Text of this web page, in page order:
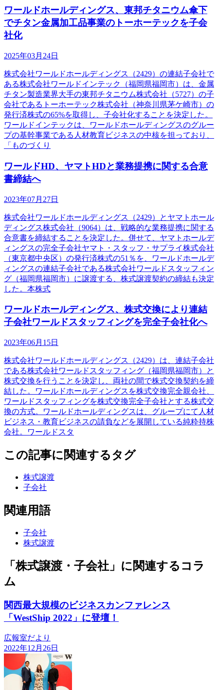
ワールドホールディングス、東邦チタニウム傘下
でチタン金属加工品事業のトーホーテックを子会
社化
2025年03月24日
株式会社ワールドホールディングス（2429）の連結子会社で
ある株式会社ワールドインテック（福岡県福岡市）は、金属
チタン製造業界大手の東邦チタニウム株式会社（5727）の子
会社であるトーホーテック株式会社（神奈川県茅ケ崎市）の
発行済株式の65%を取得し、子会社化することを決定した。
ワールドインテックは、ワールドホールディングスのグルー
プの基幹事業である人材教育ビジネスの中核を担っており、
「ものづくり
ワールドHD、ヤマトHDと業務提携に関する合意
書締結へ
2023年07月27日
株式会社ワールドホールディングス（2429）とヤマトホール
ディングス株式会社（9064）は、戦略的な業務提携に関する
合意書を締結することを決定した。併せて、ヤマトホールデ
ィングスの完全子会社ヤマト・スタッフ・サプライ株式会社
（東京都中央区）の発行済株式の51％を、ワールドホールデ
ィングスの連結子会社である株式会社ワールドスタッフィン
グ（福岡県福岡市）に譲渡する、株式譲渡契約の締結も決定
した。本株式
ワールドホールディングス、株式交換により連結
子会社ワールドスタッフィングを完全子会社化へ
2023年06月15日
株式会社ワールドホールディングス（2429）は、連結子会社
である株式会社ワールドスタッフィング（福岡県福岡市）と
株式交換を行うことを決定し、両社の間で株式交換契約を締
結した。ワールドホールディングスを株式交換完全親会社、
ワールドスタッフィングを株式交換完全子会社とする株式交
換の方式。ワールドホールディングスは、グループにて人材
ビジネス・教育ビジネスの請負などを展開している純粋持株
会社。ワールドスタ
この記事に関連するタグ
株式譲渡
子会社
関連用語
子会社
株式譲渡
「株式譲渡・子会社」に関連するコラ
ム
関西最大規模のビジネスカンファレンス
「WestShip 2022」に登壇！
広報室だより
2022年12月26日